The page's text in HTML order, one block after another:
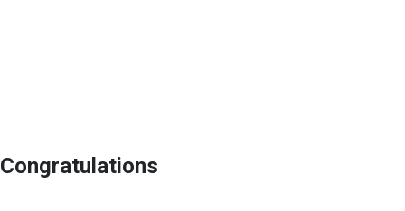
Congratulations